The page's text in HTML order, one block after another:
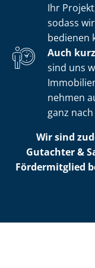
Ihr
sodass
bedienen
Auch
sind uns
nehmen
ganz
Wir sind
Gutachter &
Fördermitglied